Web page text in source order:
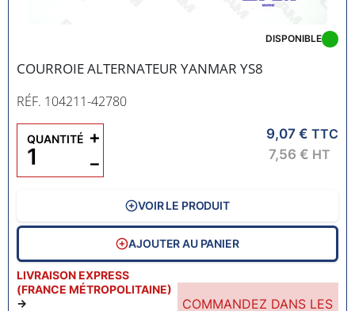
COURROIE ALTERNATEUR YANMAR YS8
RÉF. 104211-42780
LIVRAISON EXPRESS
(FRANCE MÉTROPOLITAINE)
→
COMMANDEZ DANS LES
DISPONIBLE
9,07 € TTC
7,56 € HT
QUANTITÉ
−
+
VOIR LE PRODUIT
AJOUTER AU PANIER